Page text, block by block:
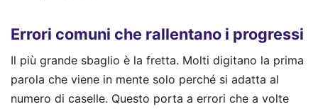
Errori comuni che rallentano i progressi
Il più grande sbaglio è la fretta. Molti digitano la prima
parola che viene in mente solo perché si adatta al
numero di caselle. Questo porta a errori che a volte